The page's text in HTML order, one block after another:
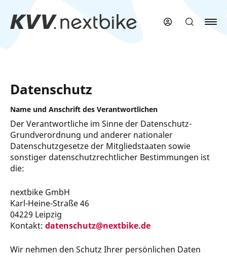
Hauptinhalt
springen
Datenschutz
Name und Anschrift des Verantwortlichen
Der Verantwortliche im Sinne der Datenschutz-
Grundverordnung und anderer nationaler
Datenschutzgesetze der Mitgliedstaaten sowie
sonstiger datenschutzrechtlicher Bestimmungen ist
die:
nextbike GmbH
Karl-Heine-Straße 46
04229 Leipzig
Kontakt: datenschutz@nextbike.de
Wir nehmen den Schutz Ihrer persönlichen Daten